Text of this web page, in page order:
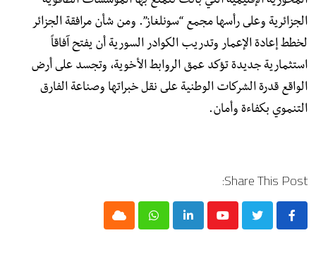
الجزائرية وعلى رأسها مجمع “سونلغاز”. ومن شأن مرافقة الجزائر
لخطط إعادة الإعمار وتدريب الكوادر السورية أن يفتح آفاقاً
استثمارية جديدة تؤكد عمق الروابط الأخوية، وتجسد على أرض
الواقع قدرة الشركات الوطنية على نقل خبراتها وصناعة الفارق
التنموي بكفاءة وأمان.
Share This Post:
Youtube
LinkedIn
Whatsapp
Cloud